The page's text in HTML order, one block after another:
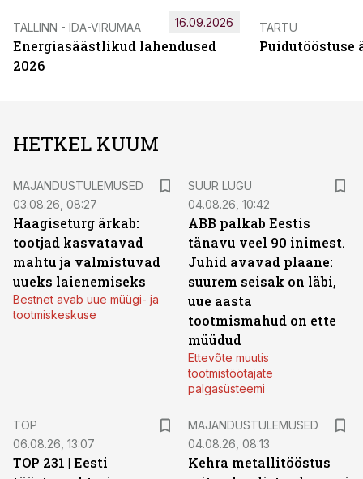
TALLINN - IDA-VIRUMAA
Energiasäästlikud lahendused
2026
16.09.2026 TARTU
Puidutööstuse
HETKEL KUUM
MAJANDUSTULEMUSED
03.08.26, 08:27
Haagiseturg ärkab:
tootjad kasvatavad
mahtu ja valmistuvad
uueks laienemiseks
Bestnet avab uue müügi- ja
tootmiskeskuse
SUUR LUGU
04.08.26, 10:42
ABB palkab Eestis
tänavu veel 90 inimest.
Juhid avavad plaane:
suurem seisak on läbi,
uue aasta
tootmismahud on ette
müüdud
Ettevõte muutis
tootmistöötajate
palgasüsteemi
TOP
06.08.26, 13:07
TOP 231 | Eesti
MAJANDUSTULEMUSED
04.08.26, 08:13
Kehra metallitööstus